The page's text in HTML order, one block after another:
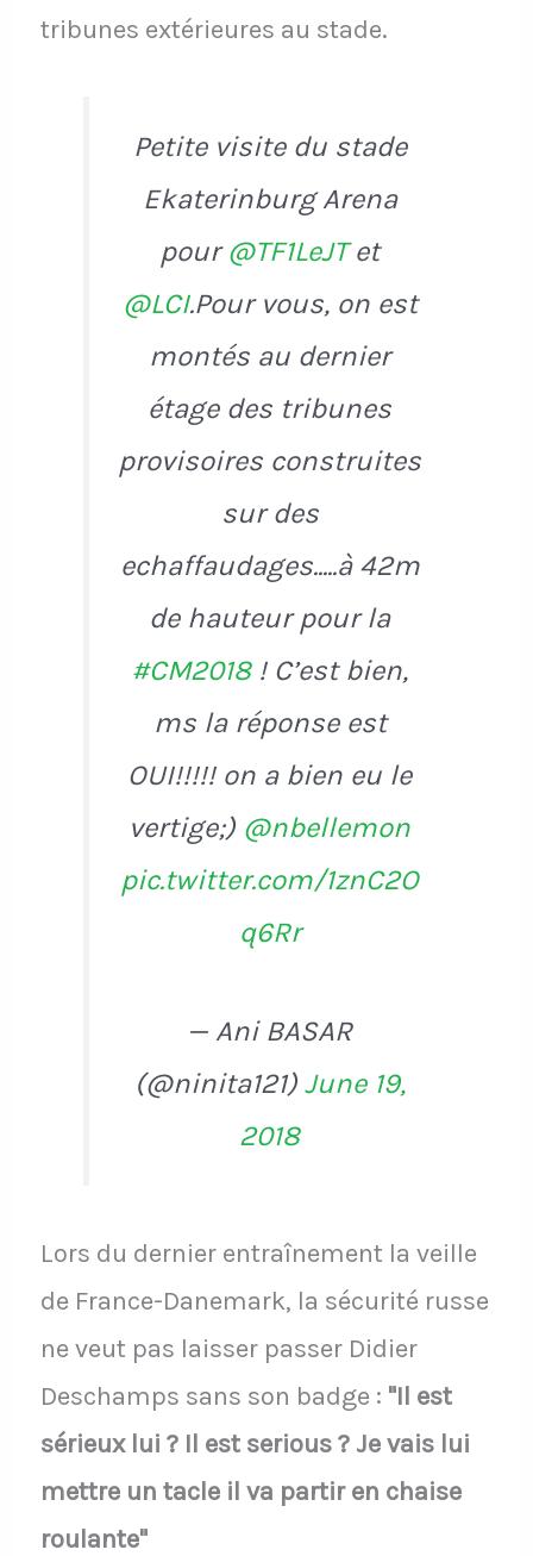
tribunes extérieures au stade.
Petite visite du stade
Ekaterinburg Arena
pour@TF1LeJTet
@LCI.Pour vous, on est
montés au dernier
étage des tribunes
provisoires construites
sur des
echaffaudages.....à 42m
de hauteur pour la
#CM2018! C’est bien,
ms la réponse est
OUI!!!!! on a bien eu le
vertige;) @nbellemon
pic.twitter.com/1znC2O
q6Rr
— Ani BASAR
(@ninita121) June 19,
2018
Lors du dernier entraînement la veille
de France-Danemark, la sécurité russe
ne veut pas laisser passer Didier
Deschamps sans son badge : "Il est
sérieux lui ? Il est serious ? Je vais lui
mettre un tacle il va partir en chaise
roulante"